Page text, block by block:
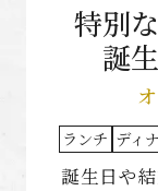
特別
誕
ランチ ディ
誕生日や